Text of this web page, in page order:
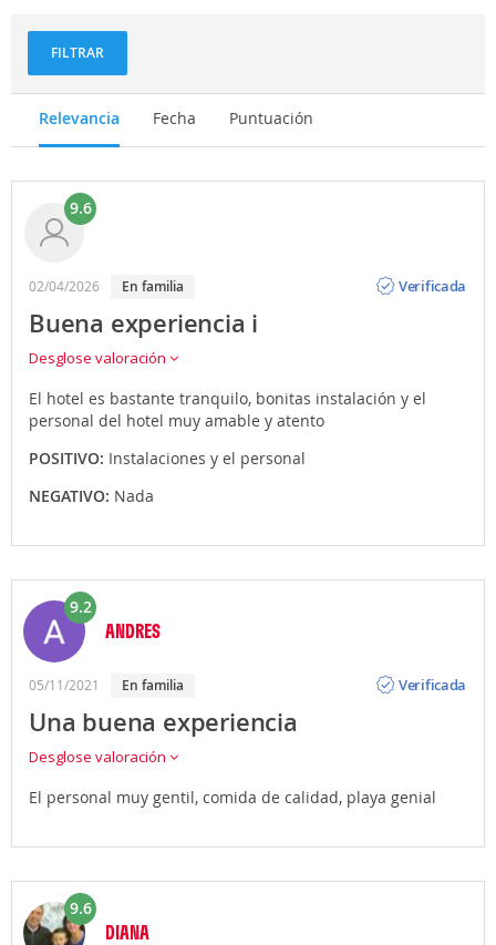
FILTRAR
Relevancia Fecha Puntuación
9.6
02/04/2026 En familia
Verificada
Buena experiencia i
Desglose valoración
El hotel es bastante tranquilo, bonitas instalación y el
personal del hotel muy amable y atento
POSITIVO: Instalaciones y el personal
NEGATIVO: Nada
9.2
ANDRES
05/11/2021 En familia
Verificada
Una buena experiencia
Desglose valoración
El personal muy gentil, comida de calidad, playa genial
9.6
DIANA